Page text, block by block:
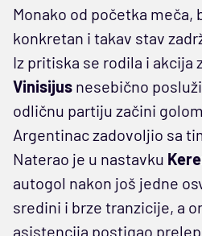
Monako od početka meča,
konkretan i takav stav
Iz pritiska se rodila i akcija
Vinisijus nesebično
odličnu partiju začini
Argentinac zadovoljio sa
Naterao je u nastavku
autogol nakon još jedne
sredini i brze tranzicije, a
asistencija postigao